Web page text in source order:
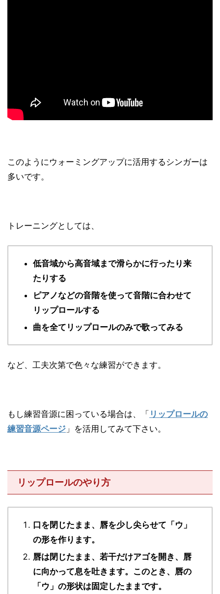
このようにウォーミングアップに活用するシンガーは
多いです。
トレーニングとしては、
低音域から高音域まで滑らかに行ったり来
たりする
ピアノなどの音階を使って音階に合わせて
リップロールする
曲を全てリップロールのみで歌ってみる
など、工夫次第で色々な練習ができます。
もし練習音源に困っている場合は、「 リップロールの
練習音源ページ 」を活用してみて下さい。
リップロールのやり方
口を閉じたまま、唇を少し尖らせて「ウ」
の形を作ります。
唇は閉じたまま、若干だけアゴを開き、唇
に向かって息を吐きます。このとき、唇の
「ウ」の形状は固定したままです。